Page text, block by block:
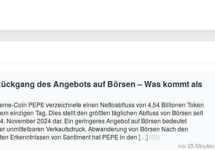
des Angebots auf Börsen – Was kommt als
Coin PEPE verzeichnete einen Nettoabfluss von 4,54 Billionen Token
einzigen Tag. Dies stellt den größten täglichen Abfluss von Börsen seit
November 2024 dar. Ein geringeres Angebot auf Börsen bedeutet
unmittelbaren Verkaufsdruck. Abwanderung von Börsen Nach den
Erkenntnissen von Santiment hat PEPE in den […] (00)
vor 25 Minuten